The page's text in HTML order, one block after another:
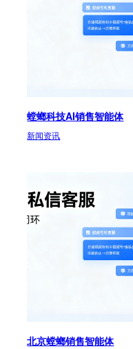
螳螂科技AI销售智能体
新闻资讯
北京螳螂销售智能体